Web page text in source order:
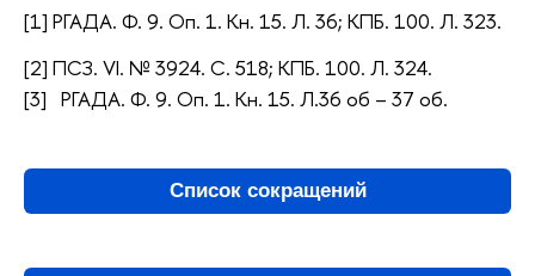
[1] РГАДА. Ф. 9. Оп. 1. Кн. 15. Л. 36; КПБ. 100. Л. 323.
[2] ПСЗ. VI. № 3924. С. 518; КПБ. 100. Л. 324.
[3] РГАДА. Ф. 9. Оп. 1. Кн. 15. Л.36 об – 37 об.
Список сокращений